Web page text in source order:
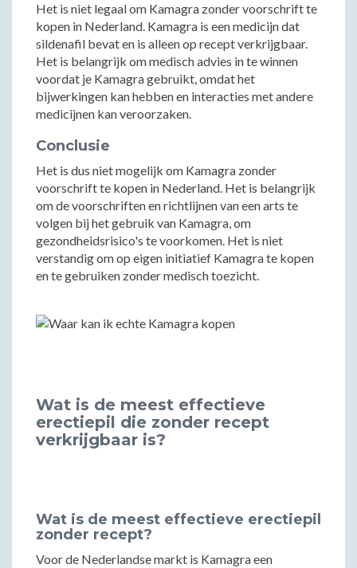
Het is niet legaal om Kamagra zonder voorschrift te
kopen in Nederland. Kamagra is een medicijn dat
sildenafil bevat en is alleen op recept verkrijgbaar.
Het is belangrijk om medisch advies in te winnen
voordat je Kamagra gebruikt, omdat het
bijwerkingen kan hebben en interacties met andere
medicijnen kan veroorzaken.
Conclusie
Het is dus niet mogelijk om Kamagra zonder
voorschrift te kopen in Nederland. Het is belangrijk
om de voorschriften en richtlijnen van een arts te
volgen bij het gebruik van Kamagra, om
gezondheidsrisico's te voorkomen. Het is niet
verstandig om op eigen initiatief Kamagra te kopen
en te gebruiken zonder medisch toezicht.
Wat is de meest effectieve
erectiepil die zonder recept
verkrijgbaar is?
Wat is de meest effectieve erectiepil
zonder recept?
Voor de Nederlandse markt is Kamagra een